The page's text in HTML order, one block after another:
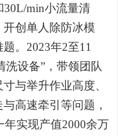
30L/min小流量清
创单人除防冰模
。2023年2至11
洗设备”，带领团队
与举升作业高度、
高速牵引等问题，
年实现产值2000余万